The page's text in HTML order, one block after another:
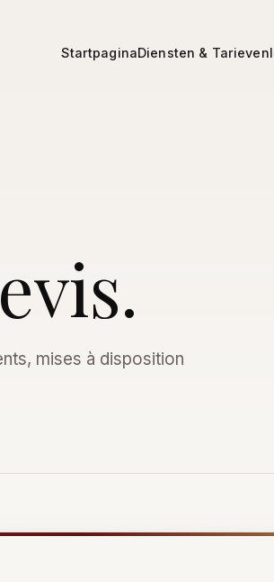
StartpaginaDiensten & Tarieven
mises à disposition